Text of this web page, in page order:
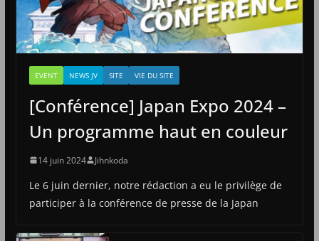
EVENT NEWS JV SITE VIE DU SITE
[Conférence] Japan Expo 2024 –
Un programme haut en couleur
14 juin 2024 Jihnkoda
Le 6 juin dernier, notre rédaction a eu le privilège de
participer à la conférence de presse de la Japan